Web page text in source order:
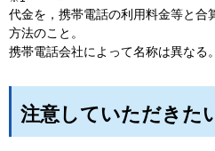
代金を，携帯電話の利用料金等と合
方法のこと。
携帯電話会社によって名称は異なる。
注意していただきた